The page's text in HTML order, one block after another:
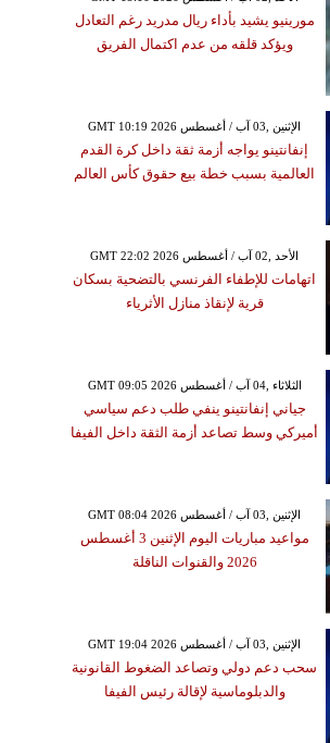
مورينيو يشيد بأداء ريال مدريد رغم التعادل
ويؤكد قلقه من عدم اكتمال الفريق
GMT 10:19 2026 الإثنين ,03 آب / أغسطس
إنفانتينو يواجه أزمة ثقة داخل كرة القدم
العالمية بسبب خطة بيع حقوق كأس العالم
GMT 22:02 2026 الأحد ,02 آب / أغسطس
اتهامات للإطفاء الفرنسي بالتضحية بسكان
قرية لإنقاذ منازل الأثرياء
GMT 09:05 2026 الثلاثاء ,04 آب / أغسطس
جياني إنفانتينو ينفي طلب دعم سياسي
أميركي وسط تصاعد أزمة الثقة داخل الفيفا
GMT 08:04 2026 الإثنين ,03 آب / أغسطس
مواعيد مباريات اليوم الإثنين 3 أغسطس
2026 والقنوات الناقلة
GMT 19:04 2026 الإثنين ,03 آب / أغسطس
سحب دعم دولي وتصاعد الضغوط القانونية
والدبلوماسية لإقالة رئيس الفيفا